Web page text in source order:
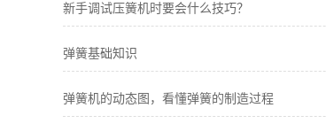
新手调试压簧机时要会什么技巧？
弹簧基础知识
弹簧机的动态图，看懂弹簧的制造过程